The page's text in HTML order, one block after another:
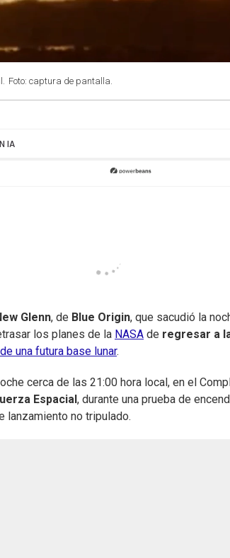
Foto: captura de pantalla.
IA
Glenn, de Blue Origin, que sacudió la
los planes de la NASA de regresar a
una futura base lunar.
cerca de las 21:00 hora local, en el
Espacial , durante una prueba de
lanzamiento no tripulado.